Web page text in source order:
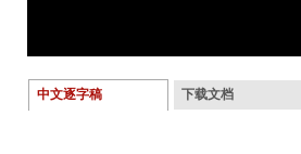
中文逐字稿 下载文档